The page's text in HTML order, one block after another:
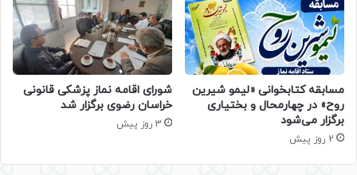
مسابقه کتابخوانی «لیمو شیرین
روح» در چهارمحال و بختیاری
برگزار می‌شود
2 روز پیش
شورای اقامه نماز پزشکی قانونی
خراسان رضوی برگزار شد
3 روز پیش